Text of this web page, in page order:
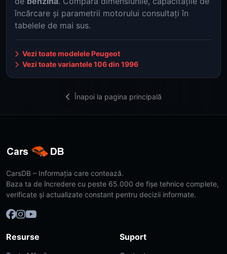
încărcare și parametrii motorului consultați în
tabelele de mai sus.
Vezi toate modelele Peugeot
Vezi toate variantele 106 din 1996
Înapoi la pagina principală
CarsDB – Informația care contează.
Baza ta de încredere cu peste 65.000 de fișe tehnice complete,
verificate și actualizate constant pentru decizii informate.
Resurse Suport